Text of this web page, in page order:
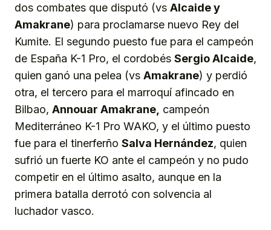
dos combates que disputó (vs Alcaide y
Amakrane) para proclamarse nuevo Rey del
Kumite. El segundo puesto fue para el campeón
de España K-1 Pro, el cordobés Sergio Alcaide,
quien ganó una pelea (vs Amakrane) y perdió
otra, el tercero para el marroquí afincado en
Bilbao, Annouar Amakrane, campeón
Mediterráneo K-1 Pro WAKO, y el último puesto
fue para el tinerferño Salva Hernández, quien
sufrió un fuerte KO ante el campeón y no pudo
competir en el último asalto, aunque en la
primera batalla derrotó con solvencia al
luchador vasco.